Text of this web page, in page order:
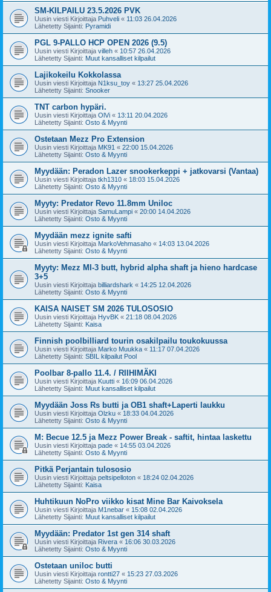
SM-KILPAILU 23.5.2026 PVK
Uusin viesti Kirjoittaja Puhveli « 11:03 26.04.2026
Lähetetty Sijainti: Pyramidi
PGL 9-PALLO HCP OPEN 2026 (9.5)
Uusin viesti Kirjoittaja villeh « 10:57 26.04.2026
Lähetetty Sijainti: Muut kansalliset kilpailut
Lajikokeilu Kokkolassa
Uusin viesti Kirjoittaja N1ksu_toy « 13:27 25.04.2026
Lähetetty Sijainti: Snooker
TNT carbon hypäri.
Uusin viesti Kirjoittaja OlVi « 13:11 20.04.2026
Lähetetty Sijainti: Osto & Myynti
Ostetaan Mezz Pro Extension
Uusin viesti Kirjoittaja MK91 « 22:00 15.04.2026
Lähetetty Sijainti: Osto & Myynti
Myydään: Peradon Lazer snookerkeppi + jatkovarsi (Vantaa)
Uusin viesti Kirjoittaja tkh1310 « 18:03 15.04.2026
Lähetetty Sijainti: Osto & Myynti
Myyty: Predator Revo 11.8mm Uniloc
Uusin viesti Kirjoittaja SamuLampi « 20:00 14.04.2026
Lähetetty Sijainti: Osto & Myynti
Myydään mezz ignite safti
Uusin viesti Kirjoittaja MarkoVehmasaho « 14:03 13.04.2026
Lähetetty Sijainti: Osto & Myynti
Myyty: Mezz MI-3 butt, hybrid alpha shaft ja hieno hardcase
3+5
Uusin viesti Kirjoittaja billiardshark « 14:25 12.04.2026
Lähetetty Sijainti: Osto & Myynti
KAISA NAISET SM 2026 TULOSOSIO
Uusin viesti Kirjoittaja HyvBK « 21:18 08.04.2026
Lähetetty Sijainti: Kaisa
Finnish poolbilliard tourin osakilpailu toukokuussa
Uusin viesti Kirjoittaja Marko Muukka « 11:17 07.04.2026
Lähetetty Sijainti: SBIL kilpailut Pool
Poolbar 8-pallo 11.4. / RIIHIMÄKI
Uusin viesti Kirjoittaja Kuutti « 16:09 06.04.2026
Lähetetty Sijainti: Muut kansalliset kilpailut
Myydään Joss Rs butti ja OB1 shaft+Laperti laukku
Uusin viesti Kirjoittaja Olzku « 18:33 04.04.2026
Lähetetty Sijainti: Osto & Myynti
M: Becue 12.5 ja Mezz Power Break - saftit, hintaa laskettu
Uusin viesti Kirjoittaja pade « 14:55 03.04.2026
Lähetetty Sijainti: Osto & Myynti
Pitkä Perjantain tulososio
Uusin viesti Kirjoittaja peltsipelloton « 18:24 02.04.2026
Lähetetty Sijainti: Kaisa
Huhtikuun NoPro viikko kisat Mine Bar Kaivoksela
Uusin viesti Kirjoittaja M1nebar « 15:08 02.04.2026
Lähetetty Sijainti: Muut kansalliset kilpailut
Myydään: Predator 1st gen 314 shaft
Uusin viesti Kirjoittaja Rivera « 16:06 30.03.2026
Lähetetty Sijainti: Osto & Myynti
Ostetaan uniloc butti
Uusin viesti Kirjoittaja rontti27 « 15:23 27.03.2026
Lähetetty Sijainti: Osto & Myynti